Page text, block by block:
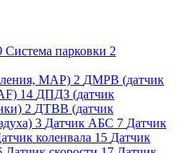
Система парковки 2
MAP) 2 ДМРВ (датчик
14 ДПДЗ (датчик
2 ДТВВ (датчик
3 Датчик АБС 7 Датчик
коленвала 15 Датчик